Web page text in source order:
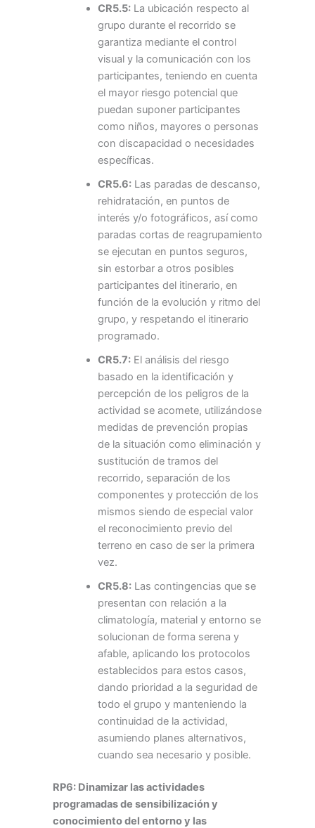
CR5.5:La ubicación respecto al
grupo durante el recorrido se
garantiza mediante el control
visual y la comunicación con los
participantes, teniendo en cuenta
el mayor riesgo potencial que
puedan suponer participantes
como niños, mayores o personas
con discapacidad o necesidades
específicas.
CR5.6:Las paradas de descanso,
rehidratación, en puntos de
interés y/o fotográficos, así como
paradas cortas de reagrupamiento
se ejecutan en puntos seguros,
sin estorbar a otros posibles
participantes del itinerario, en
función de la evolución y ritmo del
grupo, y respetando el itinerario
programado.
CR5.7:El análisis del riesgo
basado en la identificación y
percepción de los peligros de la
actividad se acomete, utilizándose
medidas de prevención propias
de la situación como eliminación y
sustitución de tramos del
recorrido, separación de los
componentes y protección de los
mismos siendo de especial valor
el reconocimiento previo del
terreno en caso de ser la primera
vez.
CR5.8:Las contingencias que se
presentan con relación a la
climatología, material y entorno se
solucionan de forma serena y
afable, aplicando los protocolos
establecidos para estos casos,
dando prioridad a la seguridad de
todo el grupo y manteniendo la
continuidad de la actividad,
asumiendo planes alternativos,
cuando sea necesario y posible.
RP6: Dinamizar las actividades
programadas de sensibilización y
conocimiento del entorno y las